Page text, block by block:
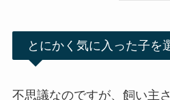
とにかく気に入った子を
不思議なのですが、飼い主